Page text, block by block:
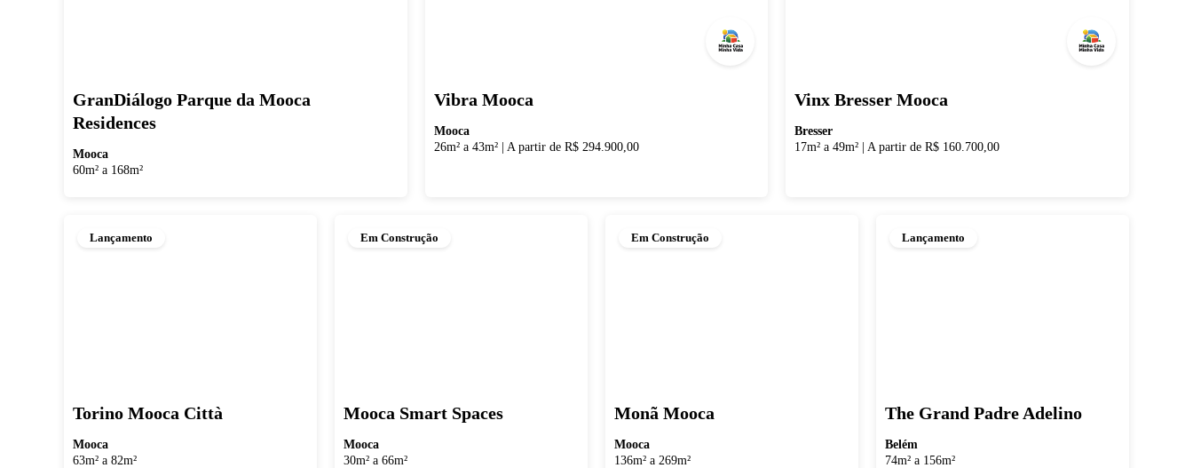
GranDiálogo Parque da Mooca
Residences
Mooca
60m² a 168m²
Vibra Mooca
Mooca
26m² a 43m²| A partir de R$ 294.900,00
Vinx Bresser Mooca
Bresser
17m² a 49m² |A partir de R$ 160.700,00
Lançamento
Torino Mooca Città
Mooca
63m² a 82m²
Em Construção
Mooca Smart Spaces
Mooca
30m² a 66m²
Em Construção
Monã Mooca
Mooca
136m² a 269m²
Lançamento
The Grand Padre Adelino
Belém
74m² a 156m²